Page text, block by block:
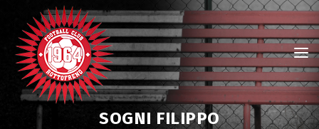
SOGNI FILIPPO